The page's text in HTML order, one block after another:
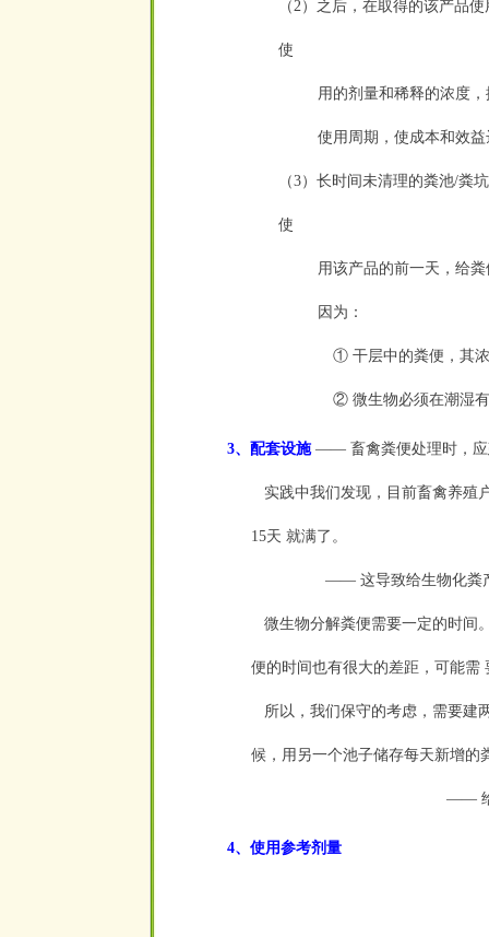
（2）之后，在取得的该产品
使
用的剂量和稀释的浓度
使用周期，使成本和效
（3）长时间未清理的粪池/粪
使
用该产品的前一天，给
因为：
① 干层中的粪便，其
② 微生物必须在潮湿
3、配套设施—— 畜禽粪便处理时，
实践中我们发现，目前畜禽养殖
15天 就满了。
—— 这导致给生物化粪
微生物分解粪便需要一定的时间
便的时间也有很大的差距，可能需
所以，我们保守的考虑，需要建
候，用另一个池子储存每天新增的
—— 给
4、使用参考剂量